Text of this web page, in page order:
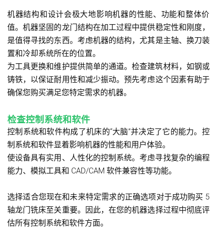
机器结构和设计会极大地影响机器的性能、功能和整体价
值。机器坚固的龙门结构在加工过程中提供稳定性和刚度，
是值得寻找的东西。考虑机器的结构，尤其是主轴、换刀装
置和冷却系统所在的位置。
为工具更换和维护提供简单的通道。检查建筑材料，如钢或
铸铁，以保证耐用性和减少振动。预先考虑这个因素有助于
确保您购买满足您特定需求的机器。
检查控制系统和软件
控制系统和软件构成了机床的“大脑”并决定了它的能力。控
制系统和软件显着影响机器的性能和用户体验。
使设备具有实用、人性化的控制系统。考虑寻找复杂的编程
能力、模拟工具和 CAD/CAM 软件兼容性等功能。
选择适合您现在和未来特定需求的正确选项对于成功购买 5
轴龙门铣床至关重要。因此，在您的机器选择过程中彻底评
估所有控制系统和软件方面。